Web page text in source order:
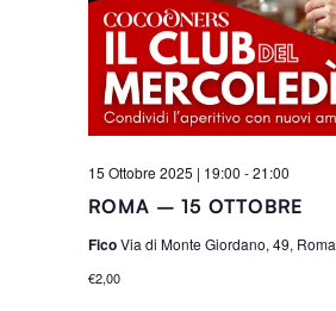
ROMA – 15 OTTOBRE
15 Ottobre 2025 | 19:00 -21:00
FicoVia di Monte Giordano, 49, Roma
€2,00